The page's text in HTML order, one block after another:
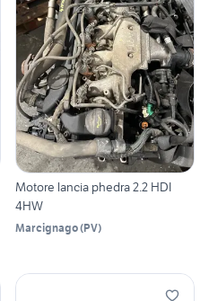
Motore lancia phedra 2.2 HDI
4HW
Marcignago(PV)